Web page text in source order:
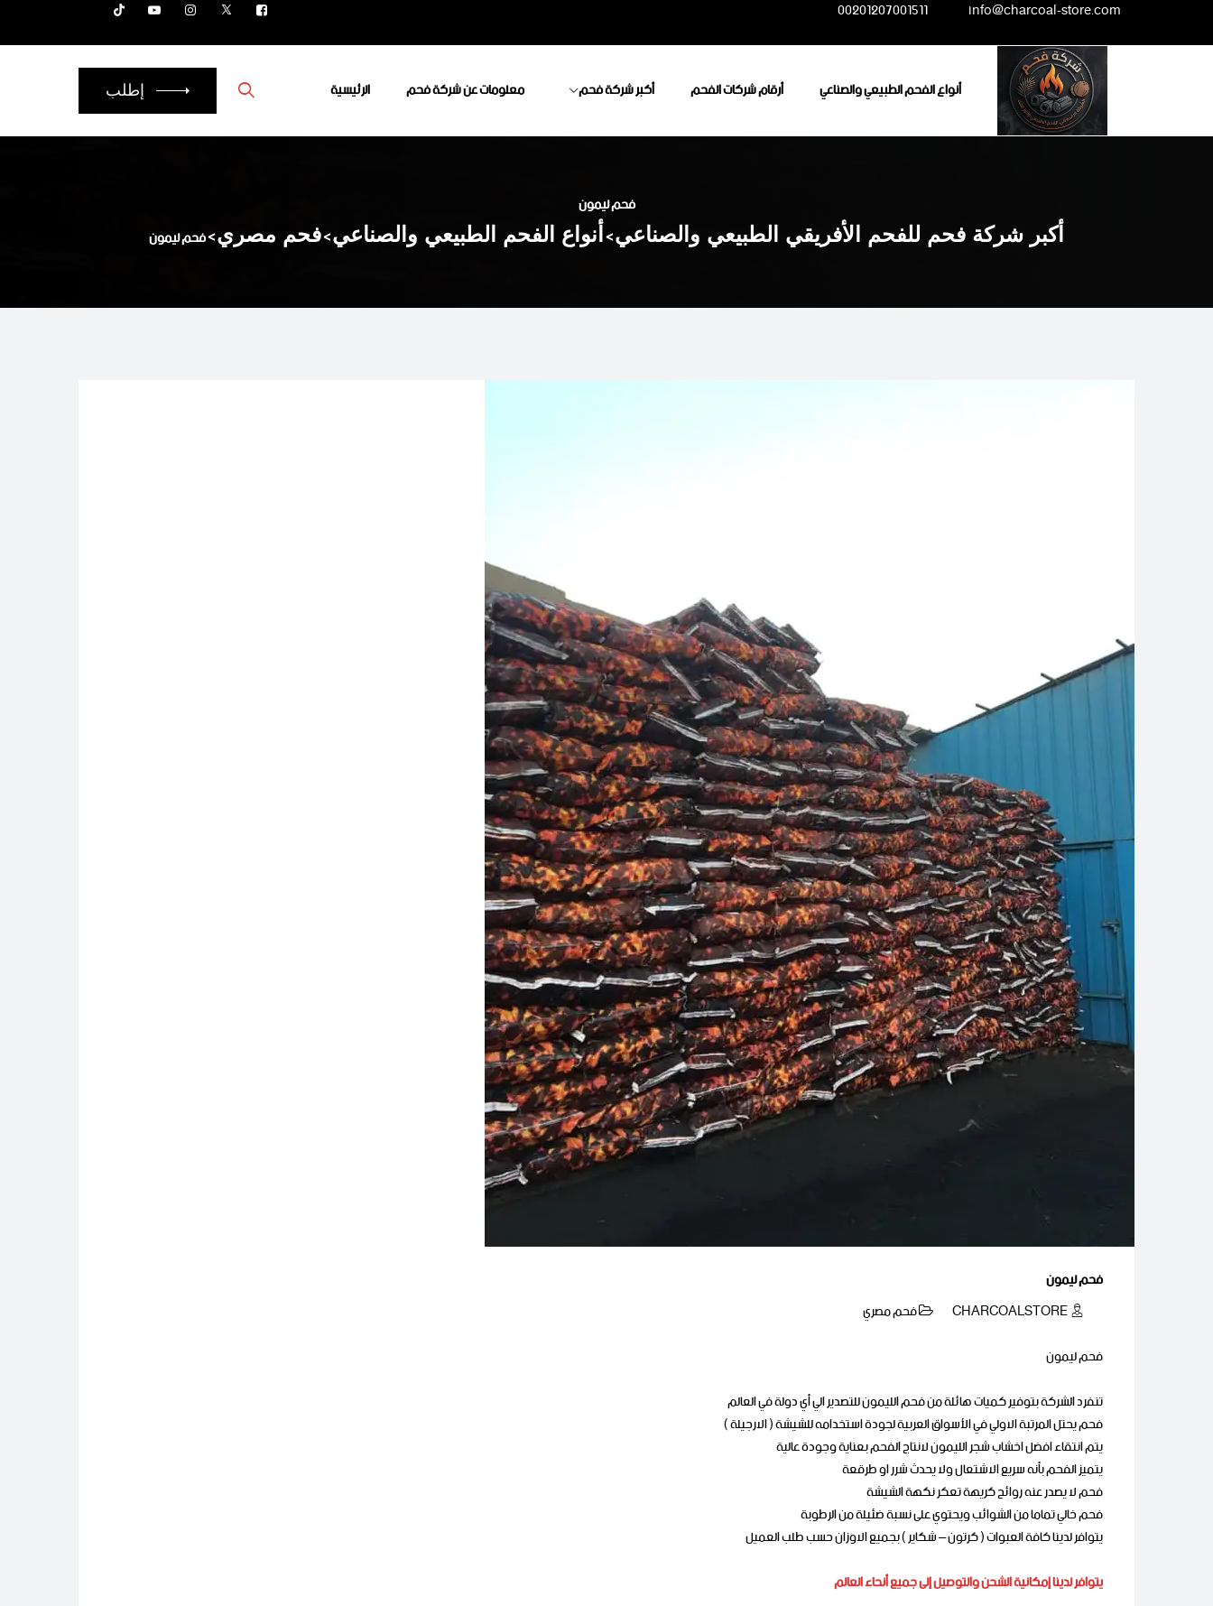
content
info@charcoal-store.com
00201207001511
الرئيسية معلومات عن شركة فحم أكبر شركة فحم أرقام شركات الفحم أنواع الفحم الطبيعي والصناعي إطلب
فحم ليمون
أكبر شركة فحم للفحم الأفريقي الطبيعي والصناعي> أنواع الفحم الطبيعي والصناعي>فحم مصري>فحم ليمون
فحم ليمون
CHARCOALSTORE
فحم مصري
فحم ليمون
تنفرد الشركة بتوفير كميات هائلة من فحم الليمون للتصدير الي أي دولة في العالم
فحم يحتل المرتبة الاولي في الأسواق العربية لجودة استخدامه للشيشة ( الارجيلة )
يتم انتقاء افضل اخشاب شجر الليمون لانتاج الفحم بعناية وجودة عالية
يتميز الفحم بأنه سريع الاشتعال ولا يحدث شرر او طرقعة
فحم لا يصدر عنه روائح كريهة تعكر نكهة الشيشة
فحم خالي تماما من الشوائب ويحتوي على نسبة ضئيلة من الرطوبة
يتوافر لدينا كافة العبوات ( كرتون – شكاير ) بجميع الاوزان حسب طلب العميل
يتوافر لدينا إمكانية الشحن والتوصيل إلى جميع أنحاء العالم